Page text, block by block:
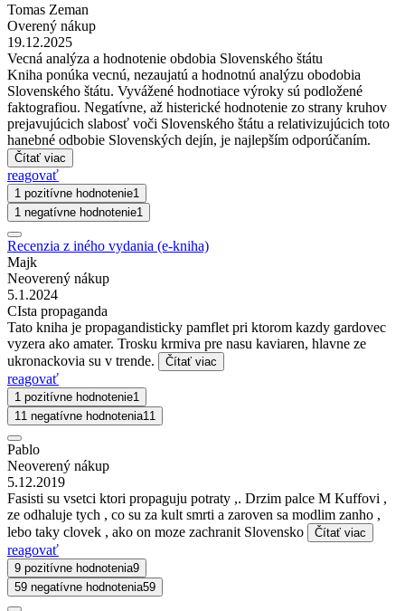
Tomas Zeman
Overený nákup
19.12.2025
Vecná analýza a hodnotenie obdobia Slovenského štátu
Kniha ponúka vecnú, nezaujatú a hodnotnú analýzu obodobia
Slovenského štátu. Vyvážené hodnotiace výroky sú podložené
faktografiou. Negatívne, až histerické hodnotenie zo strany kruhov
prejavujúcich slabosť voči Slovenského štátu a relativizujúcich toto
hanebné odbobie Slovenských dejín, je najlepším odporúčaním.
Čítať viac
reagovať
1 pozitívne hodnotenie1
1 negatívne hodnotenie1
Recenzia z iného vydania (e-kniha)
Majk
Neoverený nákup
5.1.2024
CIsta propaganda
Tato kniha je propagandisticky pamflet pri ktorom kazdy gardovec
vyzera ako amater. Trosku krmiva pre nasu kaviaren, hlavne ze
ukronackovia su v trende.
Čítať viac
reagovať
1 pozitívne hodnotenie1
11 negatívne hodnotenia11
Pablo
Neoverený nákup
5.12.2019
Fasisti su vsetci ktori propaguju potraty ,. Drzim palce M Kuffovi ,
ze odhaluje tych , co su za kult smrti a zaroven sa modlim zanho ,
lebo taky clovek , ako on moze zachranit Slovensko
Čítať viac
reagovať
9 pozitívne hodnotenia9
59 negatívne hodnotenia59